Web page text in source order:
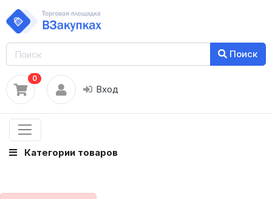
Поиск
0
Вход
Категории товаров